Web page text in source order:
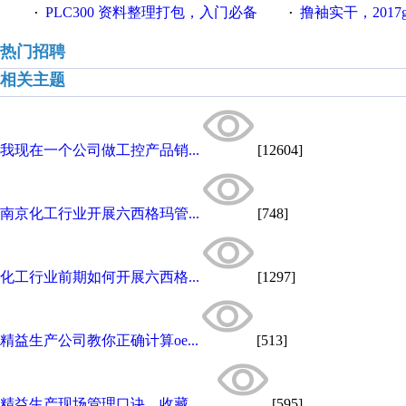
· PLC300 资料整理打包，入门必备 · 撸袖实干，2017gongkong®第
热门招聘
相关主题
我现在一个公司做工控产品销... [12604]
南京化工行业开展六西格玛管... [748]
化工行业前期如何开展六西格... [1297]
精益生产公司教你正确计算oe... [513]